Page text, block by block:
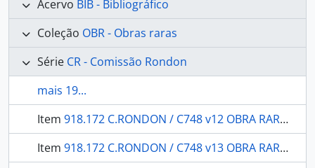
Acervo BIB - Bibliográfico
Coleção OBR - Obras raras
Série CR - Comissão Rondon
mais 19...
Item 918.172 C.RONDON / C748 v12 OBRA RARA / 1910 - História Natural Botânica / Atlas
Item 918.172 C.RONDON / C748 v13 OBRA RARA / 1913 - História natural Zoologia: Crustáceos.